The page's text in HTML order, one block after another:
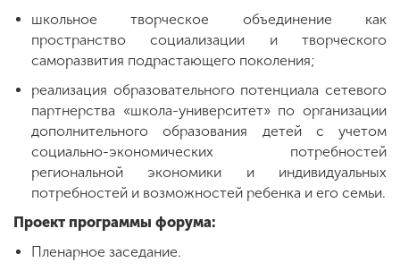
школьное творческое объединение как
пространство социализации и творческого
саморазвития подрастающего поколения;
реализация образовательного потенциала сетевого
партнерства «школа-университет» по организации
дополнительного образования детей с учетом
социально-экономических потребностей
региональной экономики и индивидуальных
потребностей и возможностей ребенка и его семьи.
Проект программы форума:
Пленарное заседание.